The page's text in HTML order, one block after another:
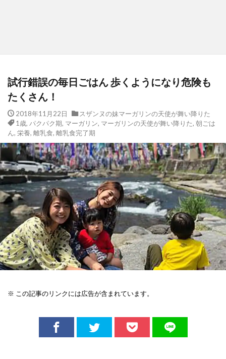
試行錯誤の毎日ごはん 歩くようになり危険も
たくさん！
2018年11月22日
スザンヌの妹マーガリンの天使が舞い降りた
1歳, パクパク期, マーガリン, マーガリンの天使が舞い降りた, 朝ごは
ん, 栄養, 離乳食, 離乳食完了期
※ この記事のリンクには広告が含まれています。